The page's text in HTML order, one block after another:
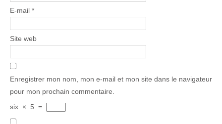
E-mail *
Site web
Enregistrer mon nom, mon e-mail et mon site dans le navigateur
pour mon prochain commentaire.
six × 5 =